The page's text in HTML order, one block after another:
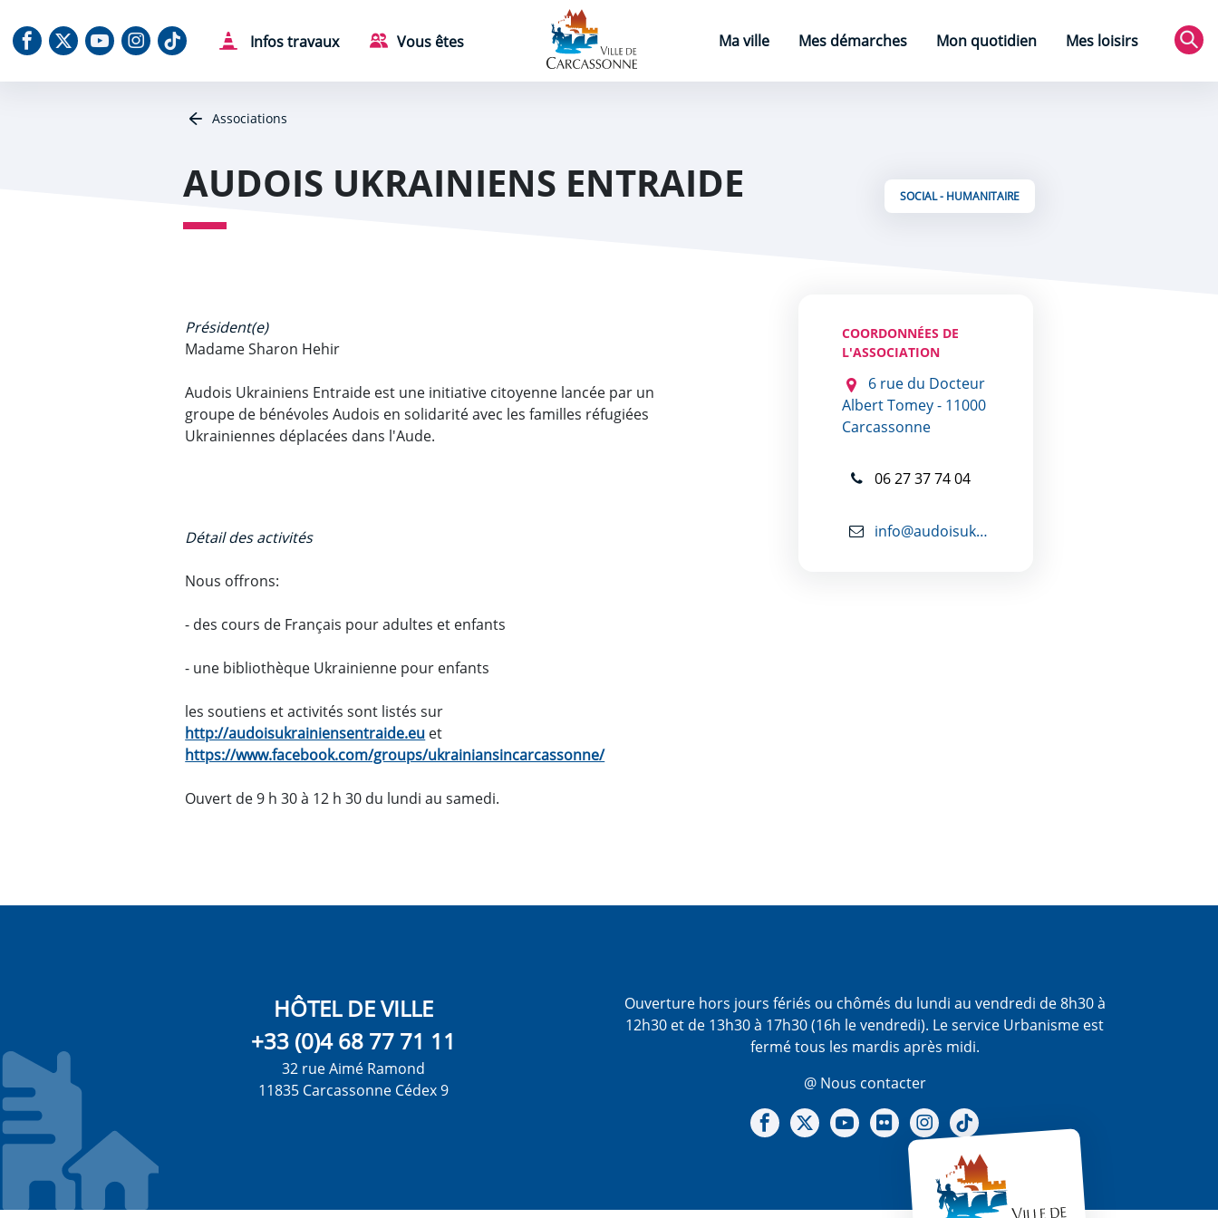
Notre Facebook
Notre X (Twitter)
Notre chaine Youtube
Notre Instagram
Notre TiktokInfos travaux Vous êtes
Page d'accueil
Ma ville
Mes démarches Mon quotidien
Mes loisirs
Associations
AUDOIS UKRAINIENS ENTRAIDE SOCIAL - HUMANITAIRE
Président(e)
Madame Sharon Hehir
Audois Ukrainiens Entraide est une initiative citoyenne lancée par un
groupe de bénévoles Audois en solidarité avec les familles réfugiées
Ukrainiennes déplacées dans l'Aude.
Détail des activités
Nous offrons:
- des cours de Français pour adultes et enfants
- une bibliothèque Ukrainienne pour enfants
les soutiens et activités sont listés sur
http://audoisukrainiensentraide.eu et
https://www.facebook.com/groups/ukrainiansincarcassonne/
Ouvert de 9 h 30 à 12 h 30 du lundi au samedi.
COORDONNÉES DE
L'ASSOCIATION
6 rue du Docteur
Albert Tomey - 11000
Carcassonne
06 27 37 74 04
info@audoisukrainiensentraide.eu
HÔTEL DE VILLE
+33 (0)4 68 77 71 11
32 rue Aimé Ramond
11835 Carcassonne Cédex 9
Ouverture hors jours fériés ou chômés du lundi au vendredi de 8h30 à
12h30 et de 13h30 à 17h30 (16h le vendredi). Le service Urbanisme est
fermé tous les mardis après midi.
@ Nous contacter
Notre Facebook
Notre X - (twitter)
Notre chaine Youtube
Notre Gallerie sur Flickr
Notre Instagram